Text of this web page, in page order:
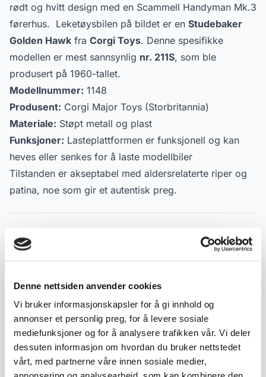
Denne nettsiden anvender cookies
Vi bruker informasjonskapsler for å gi innhold og
annonser et personlig preg, for å levere sosiale
mediefunksjoner og for å analysere trafikken vår. Vi deler
dessuten informasjon om hvordan du bruker nettstedet
vårt, med partnerne våre innen sosiale medier,
rødt og hvitt design med en Scammell Handyman Mk.3
førerhus. Leketøysbilen på bildet er en Studebaker
Golden Hawk fra Corgi Toys. Denne spesifikke
modellen er mest sannsynlig nr. 211S, som ble
produsert på 1960-tallet.
Modellnummer: 1148
Produsent: Corgi Major Toys (Storbritannia)
Materiale: Støpt metall og plast
Funksjoner: Lasteplattformen er funksjonell og kan
heves eller senkes for å laste modellbiler
Tilstanden er akseptabel med aldersrelaterte riper og
patina, noe som gir et autentisk preg.
Produktdetaljer
Tilstand:
God med bruksspor
Lignende produkter
Andre produkter som kan interessere deg